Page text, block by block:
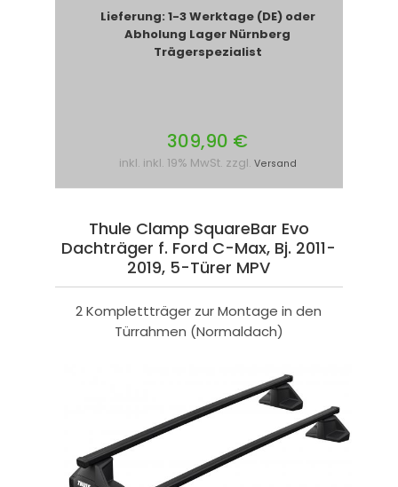
Lieferung: 1-3 Werktage (DE) oder
Abholung Lager Nürnberg
Trägerspezialist
309,90 €
inkl. inkl. 19% MwSt. zzgl. Versand
Thule Clamp SquareBar Evo
Dachträger f. Ford C-Max, Bj. 2011-
2019, 5-Türer MPV
2 Komplettträger zur Montage in den
Türrahmen (Normaldach)